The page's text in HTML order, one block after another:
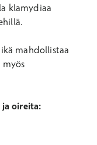
klamydiaa
mahdollistaa
oireita: